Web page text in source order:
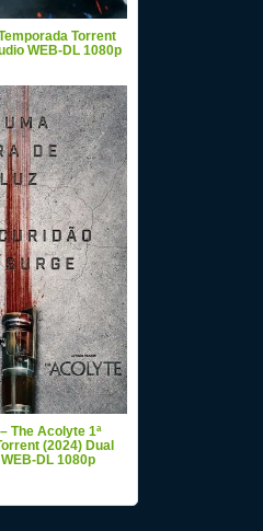
Torrent
WEB-DL 1080p
The Acolyte 1ª
(2024) Dual
DL 1080p